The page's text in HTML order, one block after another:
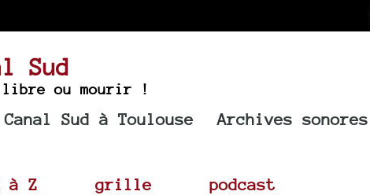
Sud
libre ou mourir !
Canal Sud à Toulouse Archives sonores
à Z grille podcast